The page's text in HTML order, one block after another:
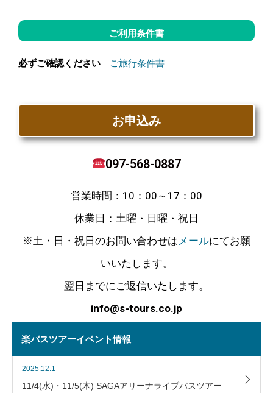
ご利用条件書
必ずご確認ください ご旅行条件書
お申込み
097-568-0887
営業時間：10：00～17：00
休業日：土曜・日曜・祝日
※土・日・祝日のお問い合わせはメールにてお願
いいたします。
翌日までにご返信いたします。
info@s-tours.co.jp
楽バスツアーイベント情報
2025.12.1
11/4(水)・11/5(木) SAGAアリーナライブバスツアー